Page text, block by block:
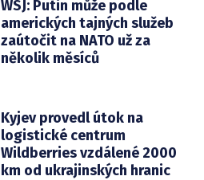
WSJ: Putin může podle
amerických tajných služeb
zaútočit na NATO už za
několik měsíců
Kyjev provedl útok na
logistické centrum
Wildberries vzdálené 2000
km od ukrajinských hranic